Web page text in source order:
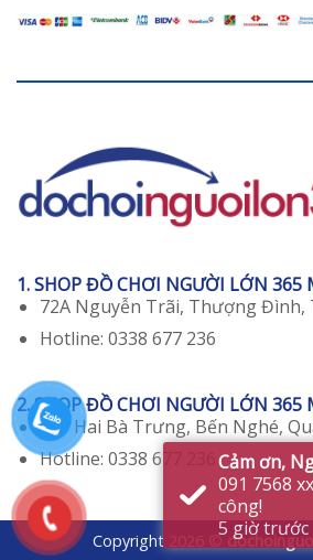
1. SHOP ĐỒ CHƠI NGƯỜI LỚN 365
72A Nguyễn Trãi, Thượng Đình,
Hotline: 0338 677 236
2. SHOP ĐỒ CHƠI NGƯỜI LỚN 365
129 Hai Bà Trưng, Bến Nghé,
Hotline: 0338 677 236
Copyright 2026 ©
Cảm ơn,
091 7568
công!
5 giờ trước